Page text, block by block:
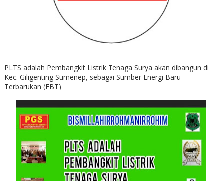
PLTS adalah Pembangkit Listrik Tenaga Surya akan dibangun di
Kec. Giligenting Sumenep, sebagai Sumber Energi Baru
Terbarukan (EBT)